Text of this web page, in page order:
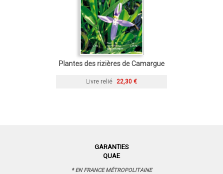
Plantes des rizières de Camargue
Livre relié 22,30 €
GARANTIES
QUAE
* EN FRANCE MÉTROPOLITAINE